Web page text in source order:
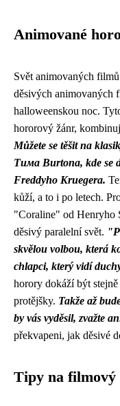
Animované
Svět animovaných
děsivých animovaných
halloweenskou noc.
hororový žánr,
Můžete se těšit na
Тима Burtona, kde se
Freddyho Kruegera.
kůží, a to i po letech.
"Coraline" od Henryho
děsivý paralelní svět.
skvělou volbou, která
chlapci, který vidí
horory dokáží být
protějšky. Takže až
by vás vyděsil, zvažte
překvapeni, jak děsivé
Tipy na filmový